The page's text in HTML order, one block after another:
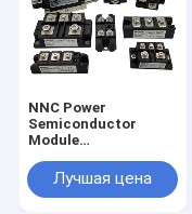
NNC Power
Semiconductor
Module
Лучшая цена